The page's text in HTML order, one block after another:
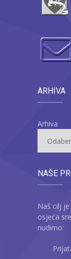
ARHIVA
Arhiva
NAŠE
Naš cilj
osjeća
nudimo: